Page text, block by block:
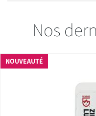
Nos
NOUVEAUTÉ